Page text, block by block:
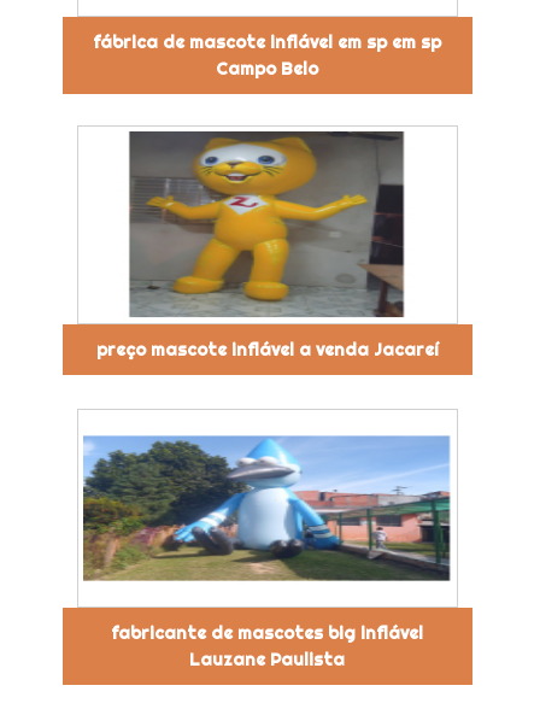
fábrica de mascote inflável em sp em sp
Campo Belo
preço mascote inflável a venda Jacareí
fabricante de mascotes big inflável
Lauzane Paulista